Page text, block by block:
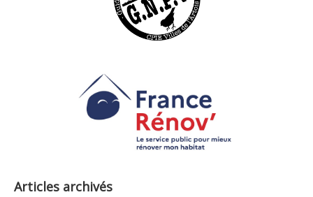
Articles archivés